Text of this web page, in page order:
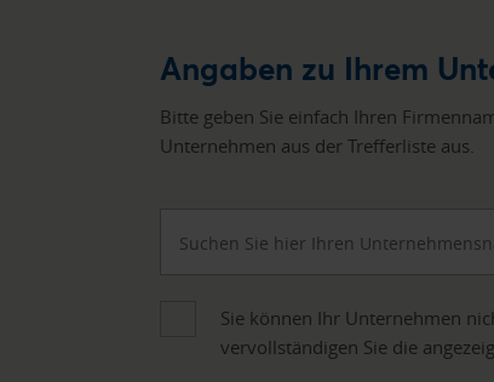
Angaben zu Ihrem
Bitte geben Sie einfach Ihren
Unternehmen aus der Trefferliste aus.
Sie können Ihr Unternehmen
vervollständigen Sie die